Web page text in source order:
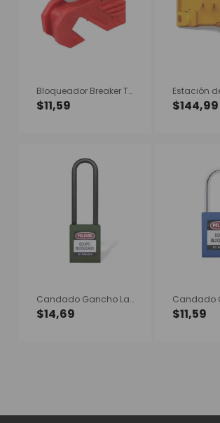
Bloqueador Breaker Tuerca 7mm
$11,59
Estación
$144,99
Candado Gancho Largo Nylon Verde B
$14,69 $11,59